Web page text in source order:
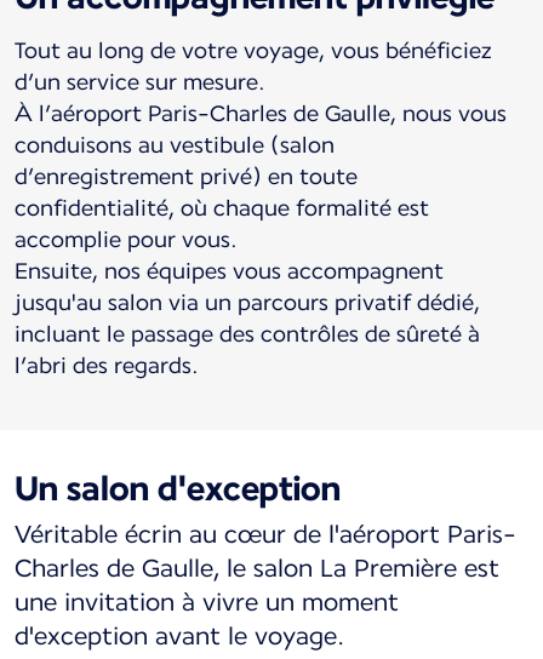
Tout au long de votre voyage, vous bénéficiez
d’un service sur mesure.
À l’aéroport Paris-Charles de Gaulle, nous vous
conduisons au vestibule (salon
d’enregistrement privé) en toute
confidentialité, où chaque formalité est
accomplie pour vous.
Ensuite, nos équipes vous accompagnent
jusqu'au salon via un parcours privatif dédié,
incluant le passage des contrôles de sûreté à
l’abri des regards.
Un salon d'exception
Véritable écrin au cœur de l'aéroport Paris-
Charles de Gaulle, le salon La Première est
une invitation à vivre un moment
d'exception avant le voyage.